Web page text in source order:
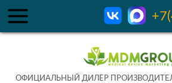
ОФИЦИАЛЬНЫЙ ДИЛЕР